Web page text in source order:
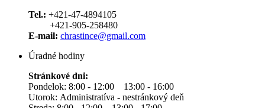
Tel.: +421-47-4894105
+421-905-258480
E-mail: chrastince@gmail.com
Úradné hodiny
Stránkové dni:
Pondelok: 8:00 - 12:00 13:00 - 16:00
Utorok: Administratíva - nestránkový deň